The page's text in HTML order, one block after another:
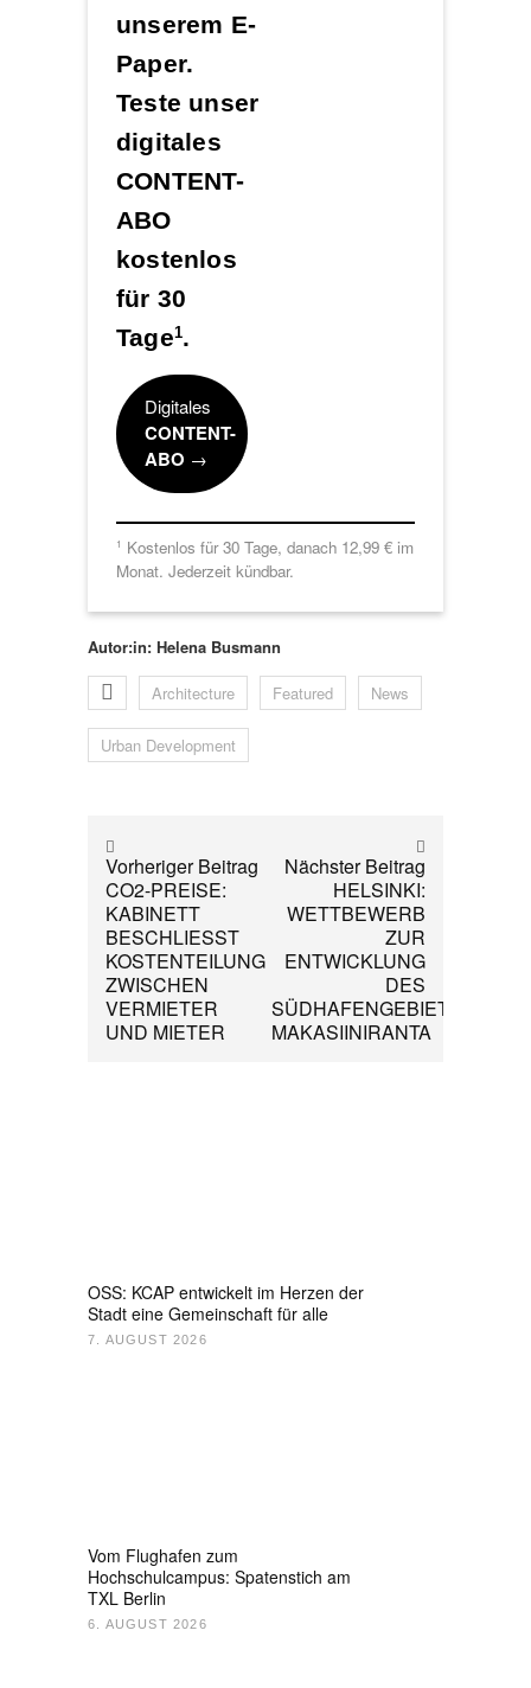
unserem E-
Paper.
Teste unser
digitales
CONTENT-
ABO
kostenlos
für 30
Tage1.
Digitales
CONTENT-
ABO →
1 Kostenlos für 30 Tage, danach 12,99 € im
Monat. Jederzeit kündbar.
Autor:in: Helena Busmann
Architecture Featured News
Urban Development
Vorheriger Beitrag
CO2-PREISE:
KABINETT
BESCHLIESST
KOSTENTEILUNG
ZWISCHEN
VERMIETER
UND MIETER
Nächster Beitrag
HELSINKI:
WETTBEWERB
ZUR
ENTWICKLUNG
DES
SÜDHAFENGEBIETS
MAKASIINIRANTA
OSS: KCAP entwickelt im Herzen der
Stadt eine Gemeinschaft für alle
7. AUGUST 2026
Vom Flughafen zum
Hochschulcampus: Spatenstich am
TXL Berlin
6. AUGUST 2026